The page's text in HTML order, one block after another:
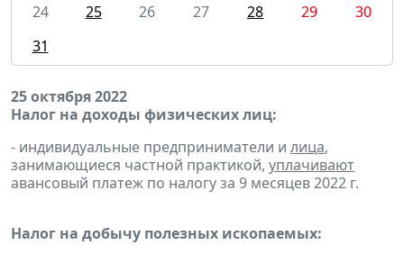
24
25 26 27 28 29
30
31
25 октября 2022
Налог на доходы физических лиц:
- индивидуальные предприниматели и лица,
занимающиеся частной практикой, уплачивают
авансовый платеж по налогу за 9 месяцев 2022 г.
Налог на добычу полезных ископаемых: